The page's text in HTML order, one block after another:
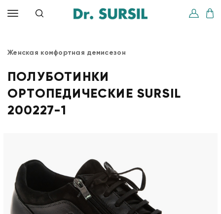
Женская комфортная демисезон
ПОЛУБОТИНКИ
ОРТОПЕДИЧЕСКИЕ SURSIL
200227-1